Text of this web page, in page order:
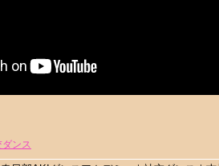
ンス